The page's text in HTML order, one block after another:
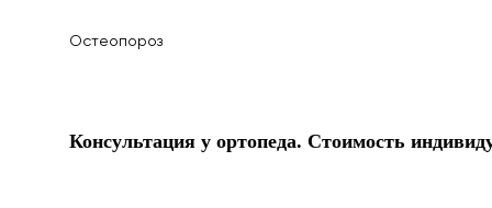
Остеопороз
Консультация у ортопеда. Стоимость